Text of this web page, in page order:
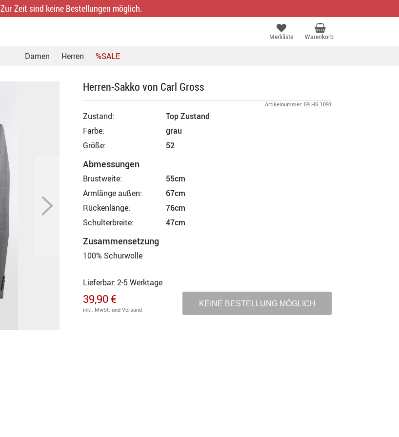
Zur Zeit sind keine Bestellungen möglich.
Merkliste Warenkorb
Damen Herren %SALE
Herren-Sakko von Carl Gross
Artikelnummer: 59.HS.1091
Zustand:
Top Zustand
Farbe:
grau
Größe:
52
Abmessungen
Brustweite:
55cm
Armlänge außen:
67cm
Rückenlänge:
76cm
Schulterbreite:
47cm
Zusammensetzung
100% Schurwolle
Lieferbar: 2-5 Werktage
39,90 €
inkl. MwSt. und Versand
KEINE BESTELLUNG MÖGLICH